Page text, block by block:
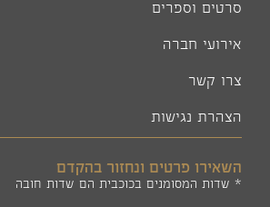
סרטים וספרים
אירועי חברה
צרו קשר
הצהרת נגישות
השאירו פרטים ונחזור בהקדם
* שדות המסומנים בכוכבית הם שדות חובה